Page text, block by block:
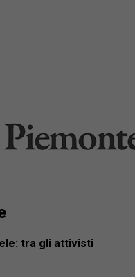
tra gli attivisti